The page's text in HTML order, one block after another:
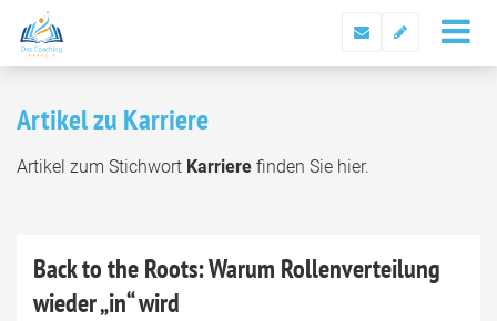
Artikel zu Karriere
Artikel zum Stichwort Karriere finden Sie hier.
Back to the Roots: Warum Rollenverteilung
wieder „in“ wird